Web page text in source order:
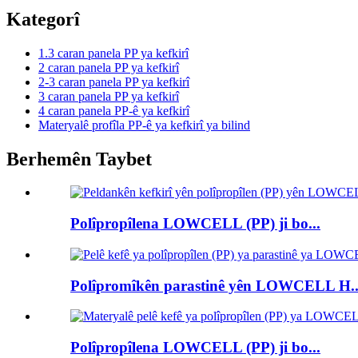
Kategorî
1.3 caran panela PP ya kefkirî
2 caran panela PP ya kefkirî
2-3 caran panela PP ya kefkirî
3 caran panela PP ya kefkirî
4 caran panela PP-ê ya kefkirî
Materyalê profîla PP-ê ya kefkirî ya bilind
Berhemên Taybet
Polîpropîlena LOWCELL (PP) ji bo...
Polîpromîkên parastinê yên LOWCELL
Polîpropîlena LOWCELL (PP) ji bo...